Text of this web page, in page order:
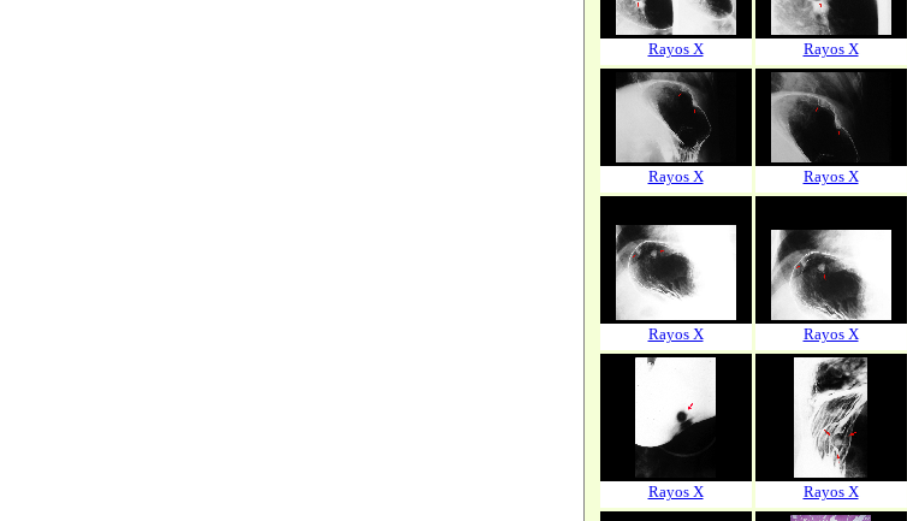
Rayos X Rayos X
Rayos X Rayos X
Rayos X Rayos X
Rayos X Rayos X